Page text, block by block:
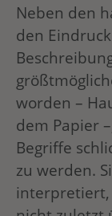
Neben den
den
worden –
dem Papier
Begriffe
zu werden.
interpretiert,